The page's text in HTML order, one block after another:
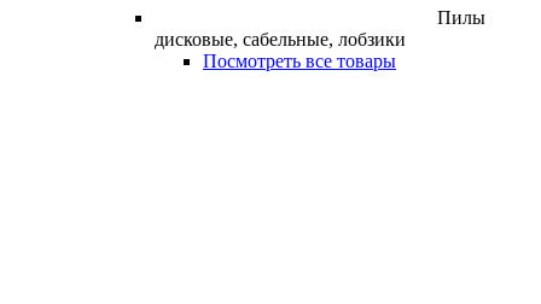
Пилы
дисковые, сабельные, лобзики
Посмотреть все товары